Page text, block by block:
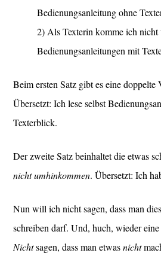
Bedienungsanleitung ohne
2) Als Texterin komme ich nicht
Bedienungsanleitungen mit
Beim ersten Satz gibt es eine
Übersetzt: Ich lese selbst
Texterblick.
Der zweite Satz beinhaltet die etwas
nicht umhinkommen. Übersetzt: Ich
Nun will ich nicht sagen, dass man
schreiben darf. Und, huch, wieder
Nichtsagen, dass man etwasnicht